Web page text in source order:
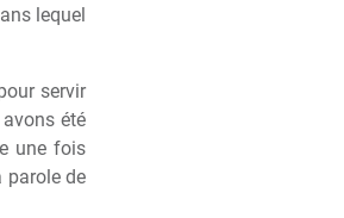
lequel
servir
été
une fois
parole de